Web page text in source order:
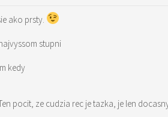
ako prsty.
stupni
kedy
pocit, ze cudzia rec je tazka, je len